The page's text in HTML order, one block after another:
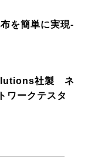
を簡単に実現-
社製 ネ
ワークテスタ